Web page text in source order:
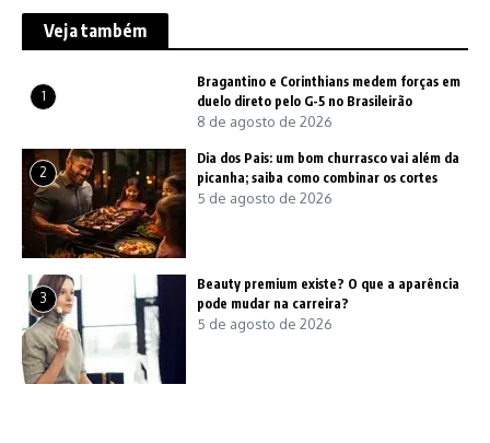
Veja também
1
Bragantino e Corinthians medem forças em
duelo direto pelo G-5 no Brasileirão
8 de agosto de 2026
2
Dia dos Pais: um bom churrasco vai além da
picanha; saiba como combinar os cortes
5 de agosto de 2026
3
Beauty premium existe? O que a aparência
pode mudar na carreira?
5 de agosto de 2026